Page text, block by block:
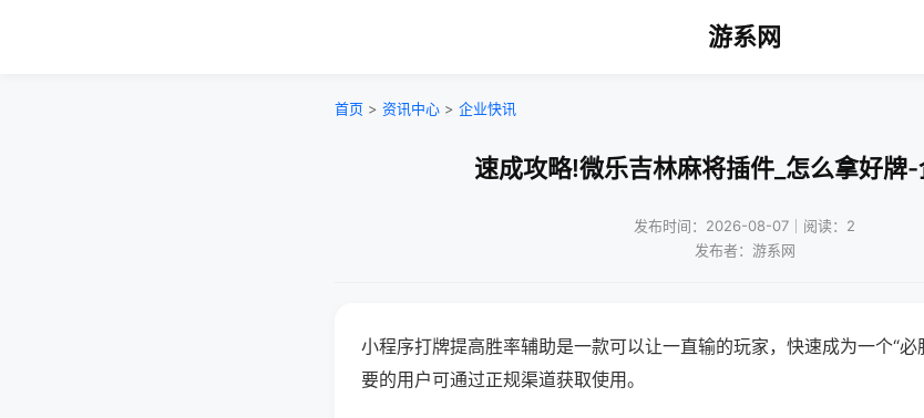
游系网
首页 > 资讯中心 > 企业快讯
速成攻略!微乐吉林麻将插件_怎么拿好牌
发布时间：2026-08-07｜阅读：2
发布者：游系网
小程序打牌提高胜率辅助是一款可以让一直输的玩家，快速成为一个“必
要的用户可通过正规渠道获取使用。